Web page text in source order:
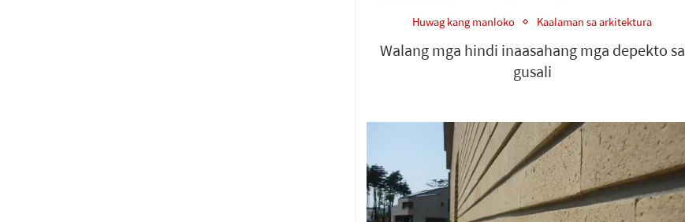
Huwag kang manloko Kaalaman sa arkitektura
Walang mga hindi inaasahang mga depekto sa
gusali